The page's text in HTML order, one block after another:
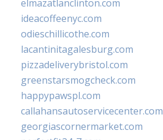
elmazatlanclinton.com
ideacoffeenyc.com
odieschillicothe.com
lacantinitagalesburg.com
pizzadeliverybristol.com
greenstarsmogcheck.com
happypawspl.com
callahansautoservicecenter.com
georgiascornermarket.com